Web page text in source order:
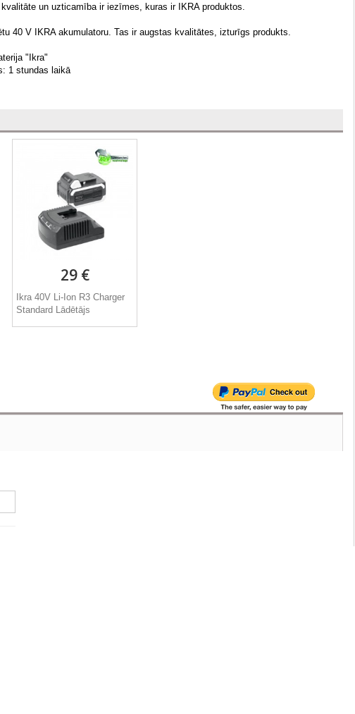
un uzticamība ir iezīmes, kuras ir IKRA produktos.
40 V IKRA akumulatoru. Tas ir augstas kvalitātes, izturīgs produkts.
"Ikra"
1 stundas laikā
29 €
Ikra 40V Li-Ion R3 Charger
Standard Lādētājs